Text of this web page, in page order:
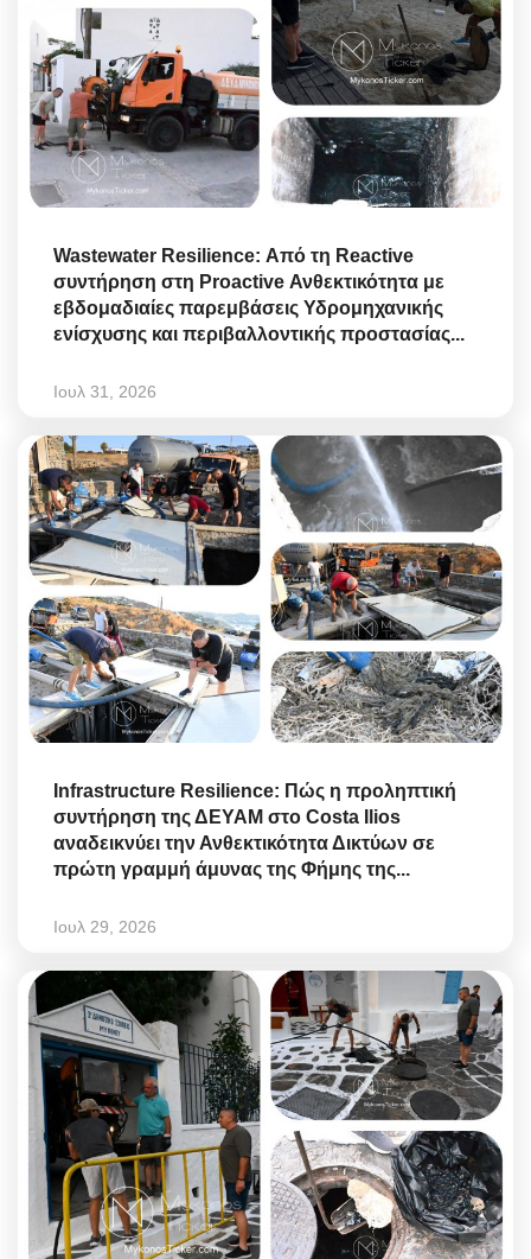
Wastewater Resilience: Από τη Reactive
συντήρηση στη Proactive Ανθεκτικότητα με
εβδομαδιαίες παρεμβάσεις Υδρομηχανικής
ενίσχυσης και περιβαλλοντικής προστασίας...
Ιουλ 31, 2026
Infrastructure Resilience: Πώς η προληπτική
συντήρηση της ΔΕΥΑΜ στο Costa Ilios
αναδεικνύει την Ανθεκτικότητα Δικτύων σε
πρώτη γραμμή άμυνας της Φήμης της...
Ιουλ 29, 2026